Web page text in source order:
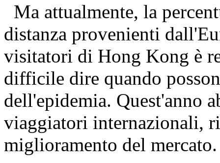
Ma attualmente, la
distanza provenienti
visitatori di Hong Kong è
difficile dire quando
dell'epidemia. Quest'anno
viaggiatori internazionali,
miglioramento del mercato.